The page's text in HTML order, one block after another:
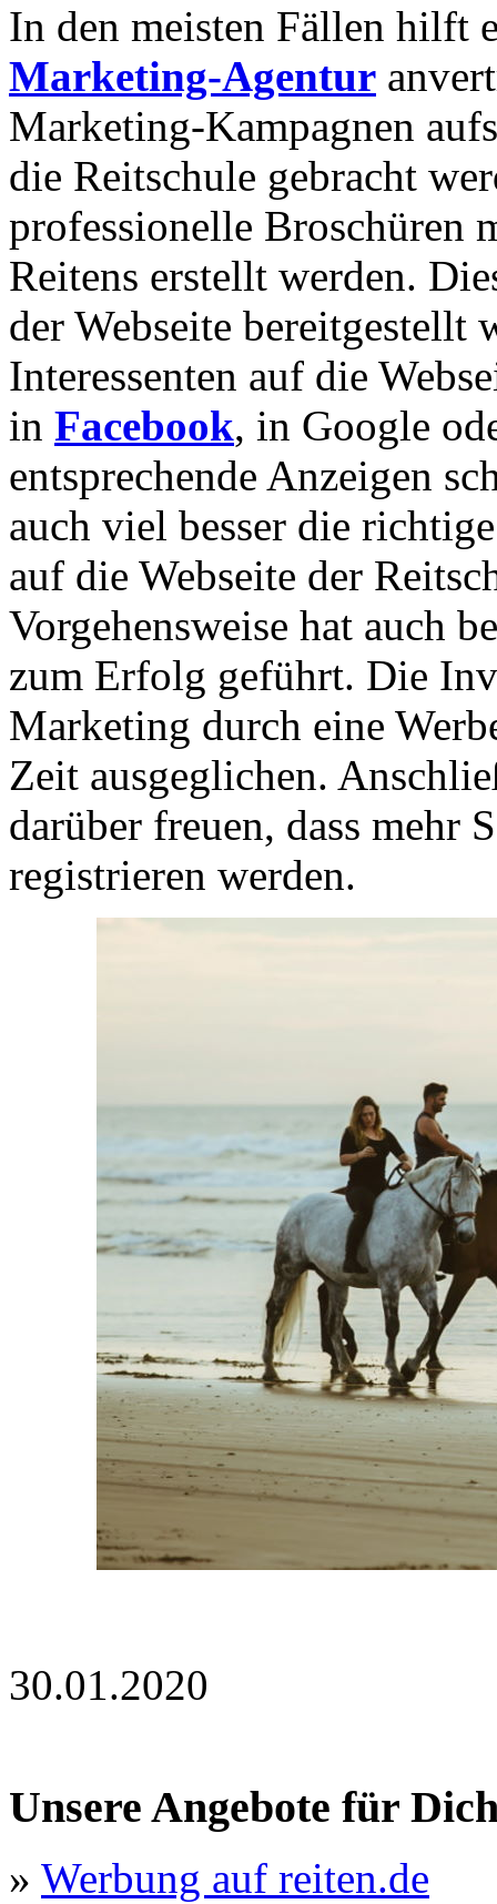
In den meisten Fällen hilft
Marketing-Agentur
Marketing-Kampagnen
die Reitschule gebracht
professionelle Broschüren
Reitens erstellt werden.
der Webseite bereitgestellt
Interessenten auf die
in Facebook, in Google
entsprechende Anzeigen
auch viel besser die
auf die Webseite der
Vorgehensweise hat auch
zum Erfolg geführt. Die
Marketing durch eine
Zeit ausgeglichen.
darüber freuen, dass mehr
registrieren werden.
30.01.2020
Unsere Angebote für
» Werbung auf reiten.de